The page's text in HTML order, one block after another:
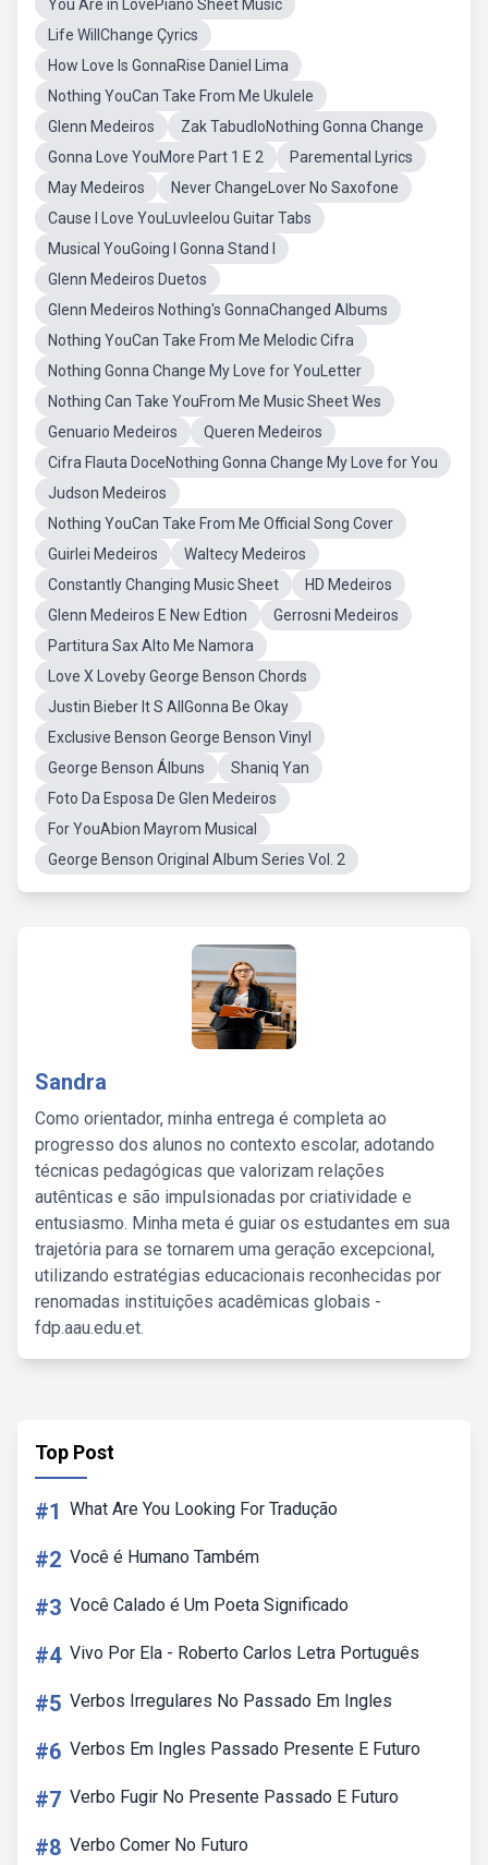
You Are in LovePiano Sheet Music
Life WillChange Çyrics
How Love Is GonnaRise Daniel Lima
Nothing YouCan Take From Me Ukulele
Glenn Medeiros
Zak TabudloNothing Gonna Change
Gonna Love YouMore Part 1 E 2
Paremental Lyrics
May Medeiros
Never ChangeLover No Saxofone
Cause I Love YouLuvleelou Guitar Tabs
Musical YouGoing I Gonna Stand I
Glenn Medeiros Duetos
Glenn Medeiros Nothing's GonnaChanged Albums
Nothing YouCan Take From Me Melodic Cifra
Nothing Gonna Change My Love for YouLetter
Nothing Can Take YouFrom Me Music Sheet Wes
Genuario Medeiros
Queren Medeiros
Cifra Flauta DoceNothing Gonna Change My Love for You
Judson Medeiros
Nothing YouCan Take From Me Official Song Cover
Guirlei Medeiros
Waltecy Medeiros
Constantly Changing Music Sheet
HD Medeiros
Glenn Medeiros E New Edtion
Gerrosni Medeiros
Partitura Sax Alto Me Namora
Love X Loveby George Benson Chords
Justin Bieber It S AllGonna Be Okay
Exclusive Benson George Benson Vinyl
George Benson Álbuns
Shaniq Yan
Foto Da Esposa De Glen Medeiros
For YouAbion Mayrom Musical
George Benson Original Album Series Vol. 2
Sandra
Como orientador, minha entrega é completa ao
progresso dos alunos no contexto escolar, adotando
técnicas pedagógicas que valorizam relações
autênticas e são impulsionadas por criatividade e
entusiasmo. Minha meta é guiar os estudantes em sua
trajetória para se tornarem uma geração excepcional,
utilizando estratégias educacionais reconhecidas por
renomadas instituições acadêmicas globais -
fdp.aau.edu.et.
Top Post
#1 What Are You Looking For Tradução
#2 Você é Humano Também
#3 Você Calado é Um Poeta Significado
#4 Vivo Por Ela - Roberto Carlos Letra Português
#5 Verbos Irregulares No Passado Em Ingles
#6 Verbos Em Ingles Passado Presente E Futuro
#7 Verbo Fugir No Presente Passado E Futuro
#8 Verbo Comer No Futuro